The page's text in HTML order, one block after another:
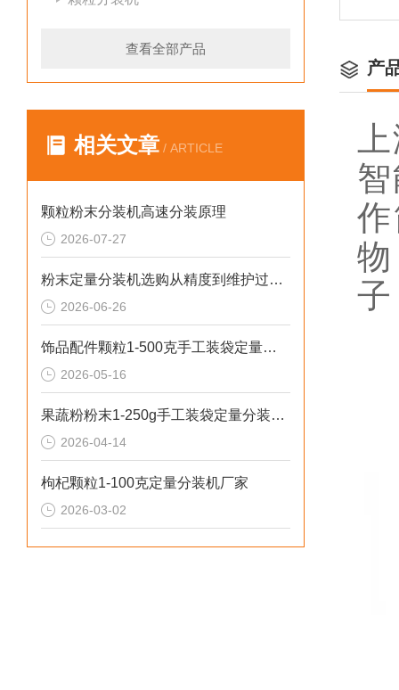
查看全部产品
相关文章 / ARTICLE
颗粒粉末分装机高速分装原理
2026-07-27
粉末定量分装机选购从精度到维护过程的步骤
2026-06-26
饰品配件颗粒1-500克手工装袋定量分装机推荐
2026-05-16
果蔬粉粉末1-250g手工装袋定量分装机（可瓶装）
2026-04-14
枸杞颗粒1-100克定量分装机厂家
2026-03-02
产
子